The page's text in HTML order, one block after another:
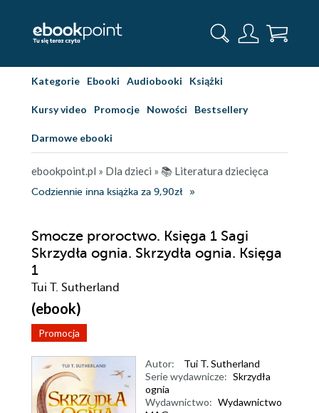
Kategorie Ebooki Audiobooki Książki
Kursy video Promocje Nowości Bestsellery
Darmowe ebooki
ebookpoint.pl » Dla dzieci » 📚 Literatura dziecięca
Codziennie inna książka za 9,90zł
Smocze proroctwo. Księga 1 Sagi
Skrzydła ognia. Skrzydła ognia. Księga
1
Tui T. Sutherland
(ebook)
Promocja
Autor:
Tui T. Sutherland
Serie wydawnicze: Skrzydła
ognia
Wydawnictwo: Wydawnictwo